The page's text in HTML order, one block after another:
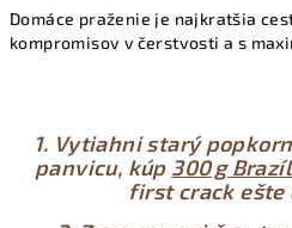
Domáce praženie je najkratšia
kompromisov v čerstvosti a s
1. Vytiahni starý
panvicu, kúp 300 g
first crack ešte